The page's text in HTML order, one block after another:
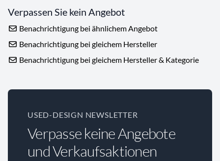
Verpassen Sie kein Angebot
Benachrichtigung bei ähnlichem Angebot
Benachrichtigung bei gleichem Hersteller
Benachrichtigung bei gleichem Hersteller & Kategorie
USED-DESIGN NEWSLETTER
Verpasse keine Angebote
und Verkaufsaktionen